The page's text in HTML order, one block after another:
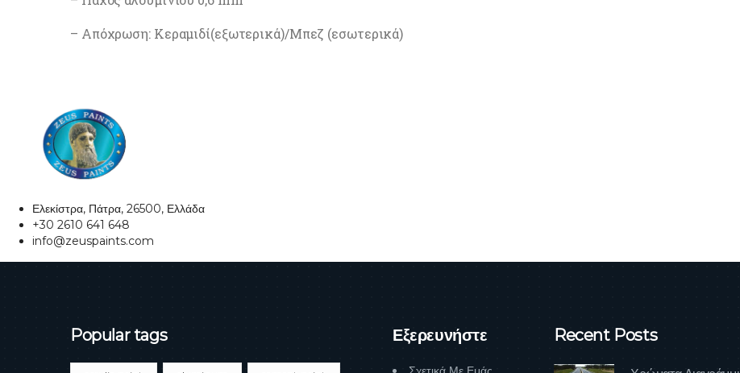
– Απόχρωση: Κεραμιδί(εξωτερικά)/Μπεζ (εσωτερικά)
Ελεκίστρα, Πάτρα, 26500, Ελλάδα
+30 2610 641 648
info@zeuspaints.com
Popular tags Εξερευνήστε Recent Posts